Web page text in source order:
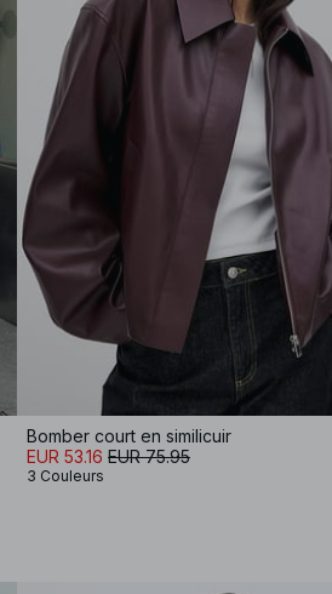
Bomber court en similicuir
EUR 53.16 EUR 75.95
3 Couleurs